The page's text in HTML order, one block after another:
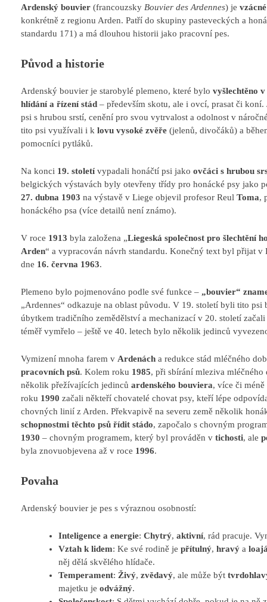
Ardenský bouvier (francouzsky Bouvier des Ardennes) je
konkrétně z regionu Arden. Patří do skupiny pasteveckých a
standardu 171) a má dlouhou historii jako pracovní pes.
Původ a historie
Ardenský bouvier je starobylé plemeno, které bylo vyšlechtěno
hlídání a řízení stád – především skotu, ale i ovcí, prasat či
psi s hrubou srstí, cenění pro svou vytrvalost a odolnost v
tito psi využívali i k lovu vysoké zvěře (jelenů, divočáků) a
pomocníci pytláků.
Na konci 19. století vypadali honáčtí psi jako ovčáci s hrubou
belgických výstavách byly otevřeny třídy pro honácké psy jako
27. dubna 1903 na výstavě v Liege objevil profesor Reul Toma,
honáckého psa (více detailů není známo).
V roce 1913 byla založena „Liegeská společnost pro šlechtění
Arden“ a vypracován návrh standardu. Konečný text byl přijat
dne 16. června 1963.
Plemeno bylo pojmenováno podle své funkce – „bouvier“
„Ardennes“ odkazuje na oblast původu. V 19. století byli tito psi
úbytkem tradičního zemědělství a mechanizací v 20. století
téměř vymřelo – ještě ve 40. letech bylo několik jedinců
Vymizení mnoha farem v Ardenách a redukce stád mléčného
pracovních psů. Kolem roku 1985, při sbírání mleziva
několik přežívajících jedinců ardenského bouviera, více či
roku 1990 začali někteří chovatelé chovat psy, kteří lépe
chovných linií z Arden. Překvapivě na severu země několik
schopnostmi těchto psů řídit stádo, započalo s chovným
1930 – chovným programem, který byl prováděn v tichosti, ale
byla znovuobjevena až v roce 1996.
Povaha
Ardenský bouvier je pes s výraznou osobností:
Inteligence a energie: Chytrý, aktivní, rád pracuje.
Vztah k lidem: Ke své rodině je přítulný, hravýa
něj dělá skvělého hlídače.
Temperament: Živý, zvědavý, ale může být
majetku je odvážný.